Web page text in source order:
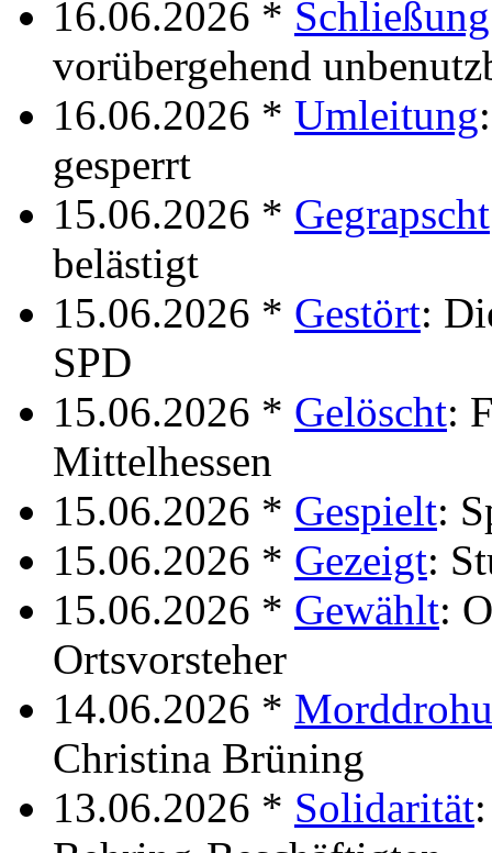
16.06.2026 * Schließung
vorübergehend
16.06.2026 * Umleitung
gesperrt
15.06.2026 * Gegrapscht
belästigt
15.06.2026 * Gestört:
SPD
15.06.2026 * Gelöscht:
Mittelhessen
15.06.2026 * Gespielt:
15.06.2026 * Gezeigt:
15.06.2026 * Gewählt:
Ortsvorsteher
14.06.2026 *
Christina Brüning
13.06.2026 * Solidarität